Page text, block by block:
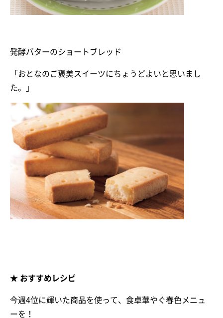
発酵バターのショートブレッド
「おとなのご褒美スイーツにちょうどよいと思いまし
た。」
★ おすすめレシピ
今週4位に輝いた商品を使って、食卓華やぐ春色メニュ
ーを！